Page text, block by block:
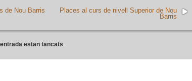
Places al curs de nivell Superior de Nou
Barris
de Nou Barris
estan tancats.